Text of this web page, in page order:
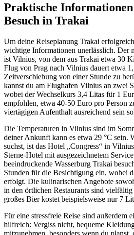
Praktische
Besuch in Trakai
Um deine Reiseplanung Trakai
wichtige Informationen unerlässlich. Der
ist Vilnius, von dem aus Trakai etwa 30
Flug von Prag nach Vilnius dauert etwa
Zeitverschiebung von einer Stunde zu
kannst du am Flughafen Vilnius an zwei
wobei der Wechselkurs 3,4 Litas für 1
empfohlen, etwa 40-50 Euro pro Person
viertägigen Aufenthalt ausreichend sein
Die Temperaturen in Vilnius sind im
deiner Ankunft kann es etwa 29 °C sein.
suchst, ist das Hotel „Congress“ in
Sterne-Hotel mit ausgezeichnetem
beeindruckende Wasserburg Trakai
Stunden für die Besichtigung ein, wobei
erfolgt. Die kulinarischen Angebote
in den örtlichen Restaurants sind
großes Bier kostet beispielsweise nur 7
Für eine stressfreie Reise sind außerdem
hilfreich: Vergiss nicht, bequeme
mitzunehmen, besonders wenn du